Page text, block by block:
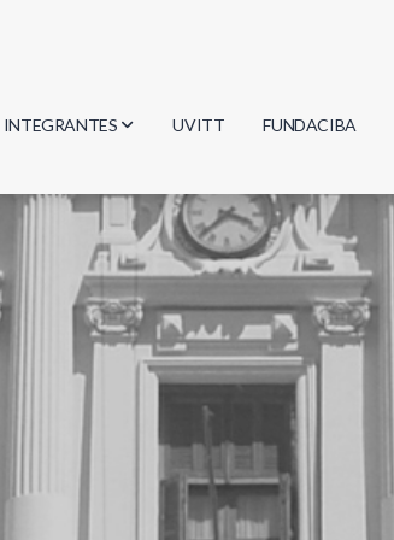
INTEGRANTES
Investigadores
Estudiantes
Egresados
UVITT FUNDACIBA